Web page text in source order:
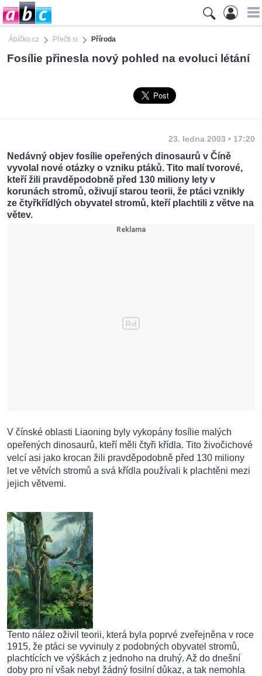
Ábíčko.cz Přečti si Příroda
Fosílie přinesla nový pohled na evoluci létání
23. ledna 2003 • 17:20
Nedávný objev fosílie opeřených dinosaurů v Číně
vyvolal nové otázky o vzniku ptáků. Tito malí tvorové,
kteří žili pravděpodobně před 130 miliony lety v
korunách stromů, oživují starou teorii, že ptáci vznikly
ze čtyřkřídlých obyvatel stromů, kteří plachtili z větve na
větev.
V čínské oblasti Liaoning byly vykopány fosílie malých
opeřených dinosaurů, kteří měli čtyři křídla. Tito živočichové
velcí asi jako krocan žili pravděpodobně před 130 miliony
let ve větvích stromů a svá křídla používali k plachtěni mezi
jejich větvemi.
Tento nález oživil teorii, která byla poprvé zveřejněna v roce
1915, že ptáci se vyvinuly z podobných obyvatel stromů,
plachtících ve výškách z jednoho na druhý. Až do dnešní
doby pro ní však nebyl žádný fosilní důkaz, a tak nemohla